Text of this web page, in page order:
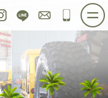
Instagram
LINE お問い合わせ
048-
ご購入プラン
買取＆オーダー
会社概要